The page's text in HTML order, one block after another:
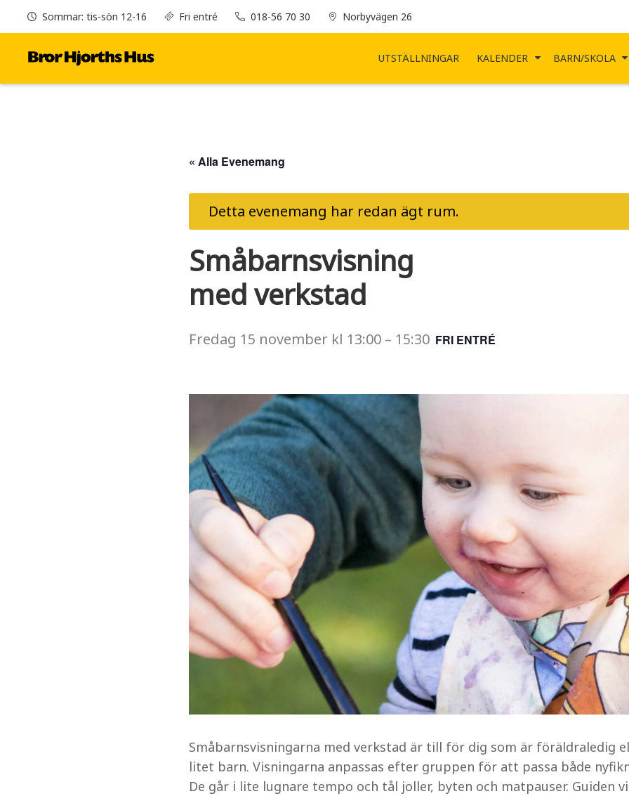
Sommar: tis-sön 12-16 Fri entré 018-56 70 30 Norbyvägen 26
UTSTÄLLNINGAR KALENDER BARN/SKOLA
« Alla Evenemang
Detta evenemang har redan ägt rum.
Småbarnsvisning
med verkstad
Fredag 15 novemberkl 13:00– 15:30 FRI ENTRÉ
Småbarnsvisningarna med verkstad är till för dig som är föräldraledig
litet barn. Visningarna anpassas efter gruppen för att passa både
De går i lite lugnare tempo och tål joller, byten och matpauser. Guiden